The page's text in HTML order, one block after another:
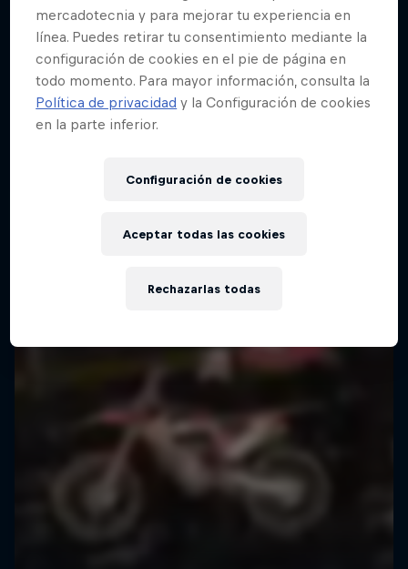
mercadotecnia y para mejorar tu experiencia en
línea. Puedes retirar tu consentimiento mediante la
configuración de cookies en el pie de página en
todo momento. Para mayor información, consulta la
Política de privacidad y la Configuración de cookies
en la parte inferior.
Configuración de cookies
Rechazarlas todas
Aceptar todas las cookies